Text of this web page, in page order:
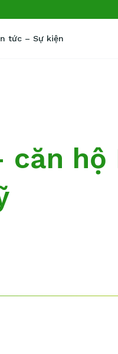
tức – Sự kiện
căn